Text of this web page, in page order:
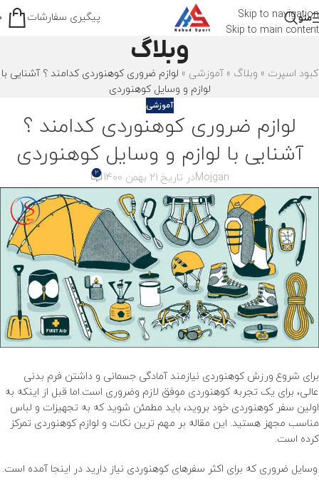
Skip to navigation
Skip to main content
منو پیگیری سفارشات
وبلاگ
کبود اسپرت » وبلاگ »آموزشی » لوازم ضروری کوهنوردی کدامند ؟ آشنایی با
لوازم و وسایل کوهنوردی
آموزشی
لوازم ضروری کوهنوردی کدامند ؟
آشنایی با لوازم و وسایل کوهنوردی
Mojganدر تاریخ 21 بهمن 1400 2
برای شروع ورزش کوهنوردی نیازمند آمادگی جسمانی و داشتن فرم بدنی
عالی، برای یک تجربه کوهنوردی موفق لازم وضروری است.اما قبل از اینکه به
اولین سفر کوهنوردی خود بروید، باید مطمئن شوید که به تجهیزات و لباس
مناسب مجهز هستید. این مقاله بر مهم ترین نکات و لوازم کوهنوردی تمرکز
کرده است.
وسایل ضروری که برای اکثر سفرهای کوهنوردی نیاز دارید در اینجا آمده است.